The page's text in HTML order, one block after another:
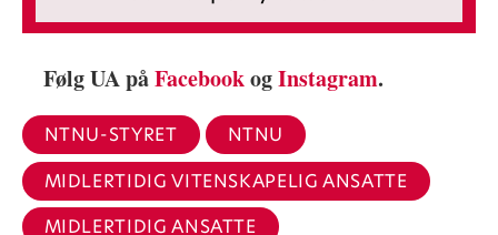
Følg UA påFacebookogInstagram.
NTNU-STYRET
NTNU
MIDLERTIDIG VITENSKAPELIG ANSATTE
MIDLERTIDIG ANSATTE